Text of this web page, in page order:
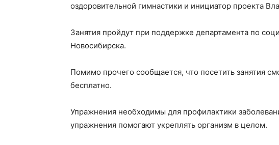
оздоровительной гимнастики и инициатор проекта
Занятия пройдут при поддержке департамента по
Новосибирска.
Помимо прочего сообщается, что посетить занятия
бесплатно.
Упражнения необходимы для профилактики
упражнения помогают укреплять организм в целом.